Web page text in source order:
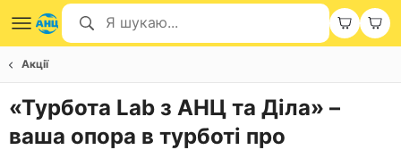
Акції
«Турбота Lab з АНЦ та Діла» –
ваша опора в турботі про